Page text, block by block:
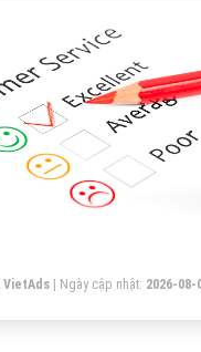
VietAds | Ngày cập nhật: 2026-08-